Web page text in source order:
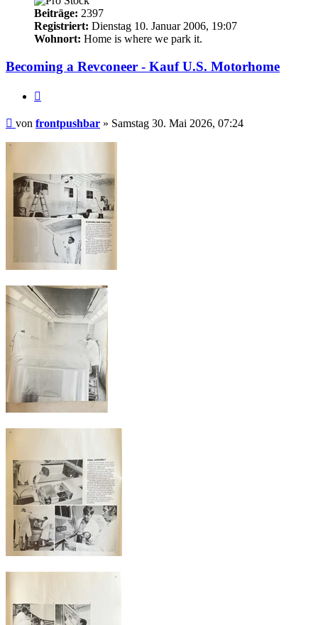
Beiträge: 2397
Registriert: Dienstag 10. Januar 2006, 19:07
Wohnort: Home is where we park it.
Becoming a Revconeer - Kauf U.S. Motorhome
Beitrag
von frontpushbar » Samstag 30. Mai 2026, 07:24